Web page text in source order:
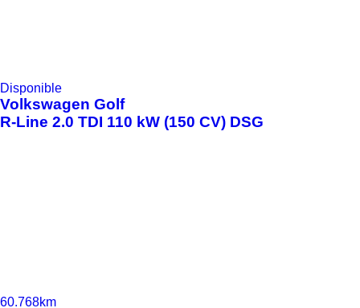
Disponible
Volkswagen Golf
R-Line 2.0 TDI 110 kW (150 CV) DSG
60.768km